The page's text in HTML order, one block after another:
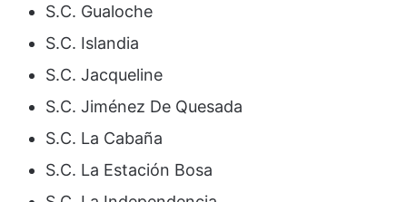
S.C. Gualoche
S.C. Islandia
S.C. Jacqueline
S.C. Jiménez De Quesada
S.C. La Cabaña
S.C. La Estación Bosa